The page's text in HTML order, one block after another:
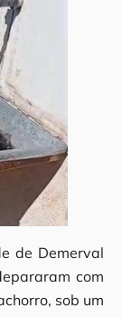
de Demerval
com
sob um